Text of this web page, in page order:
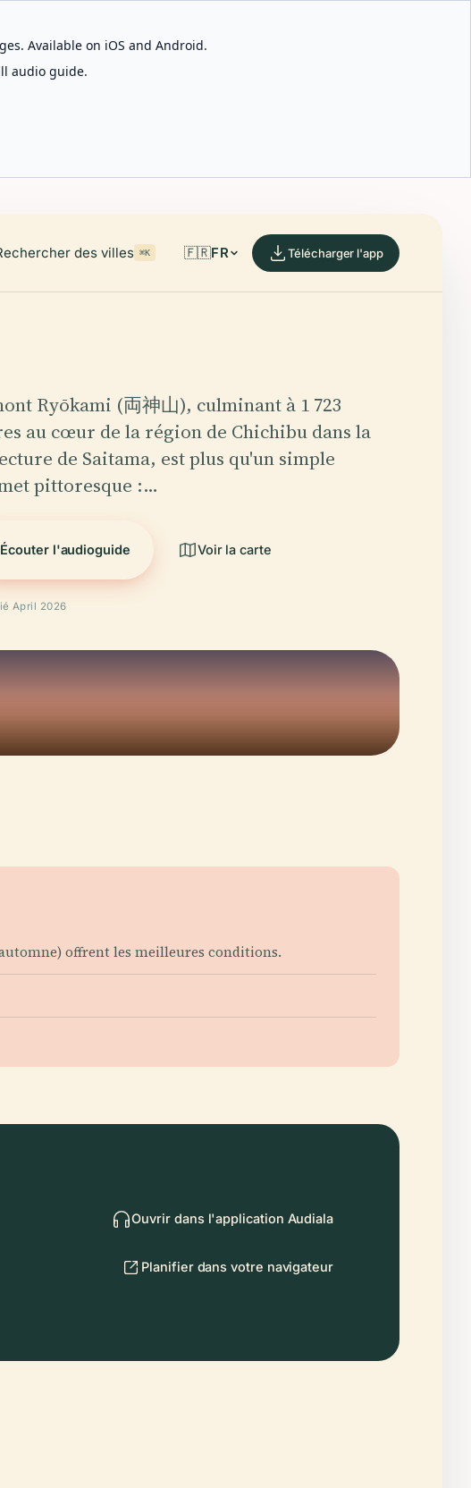
Available on iOS and Android.
audio guide.
des villes ⌘K 🇫🇷FR Télécharger l'app
Ryōkami (両神山), culminant à 1 723
au cœur de la région de Chichibu dans la
de Saitama, est plus qu'un simple
pittoresque :…
Écouter l'audioguide Voir la carte
April 2026
offrent les meilleures conditions.
Ouvrir dans l'application Audiala
Planifier dans votre navigateur